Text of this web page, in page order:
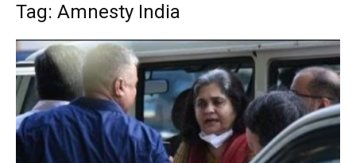
Tag: Amnesty India